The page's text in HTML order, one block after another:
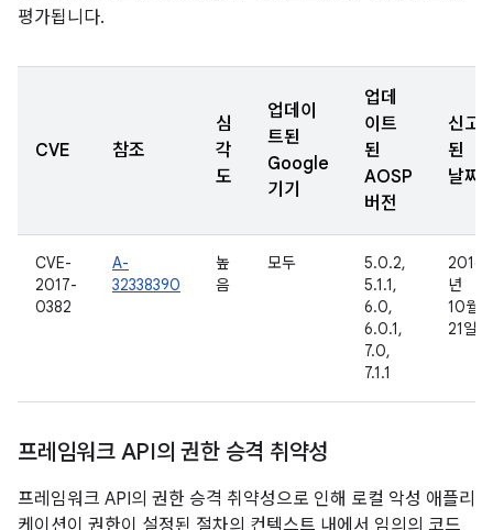
평가됩니다.
CVE 참조
심
각
도
업데이
트된
Google
기기
업데
이트
된
AOSP
버전
신고
된
날짜
CVE-
2017-
0382
A-
32338390
높
음
모두
5.0.2,
5.1.1,
6.0,
6.0.1,
7.0,
7.1.1
2016
년
10월
21일
프레임워크 API의 권한 승격 취약성
프레임워크 API의 권한 승격 취약성으로 인해 로컬 악성 애플리
케이션이 권한이 설정된 절차의 컨텍스트 내에서 임의의 코드